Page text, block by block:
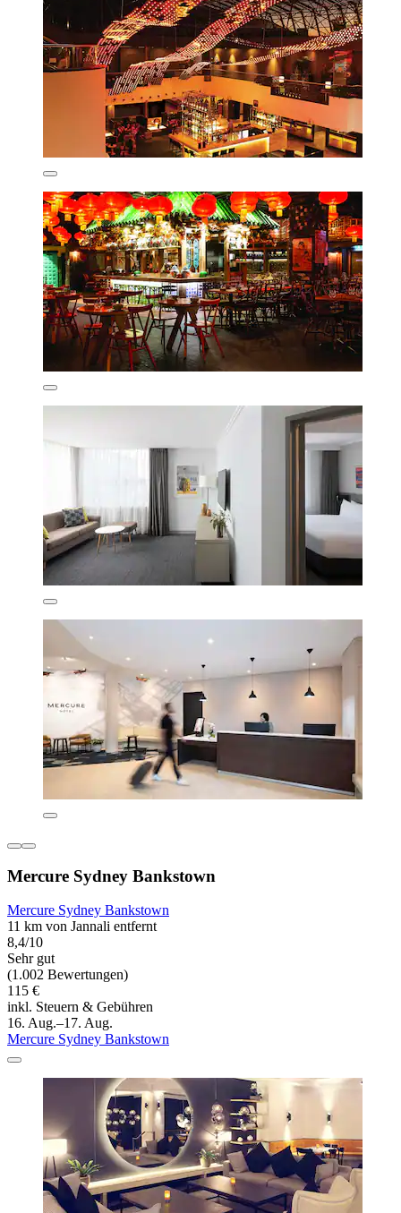
Mercure Sydney Bankstown
Mercure Sydney Bankstown
11 km von Jannali entfernt
8,4/10
Sehr gut
(1.002 Bewertungen)
115 €
inkl. Steuern & Gebühren
16. Aug.–17. Aug.
Mercure Sydney Bankstown